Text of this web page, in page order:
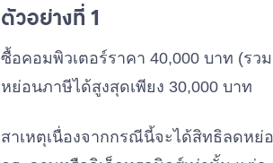
ตัวอย่างที่ 1
ซื้อคอมพิวเตอร์ราคา 40,000 บาท (ร
หย่อนภาษีได้สูงสุดเพียง 30,000 บาท
สาเหตุเนื่องจากกรณีนี้จะได้สิทธิลดหย่